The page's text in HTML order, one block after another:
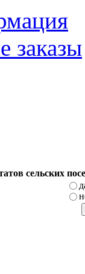
заказы
сельских